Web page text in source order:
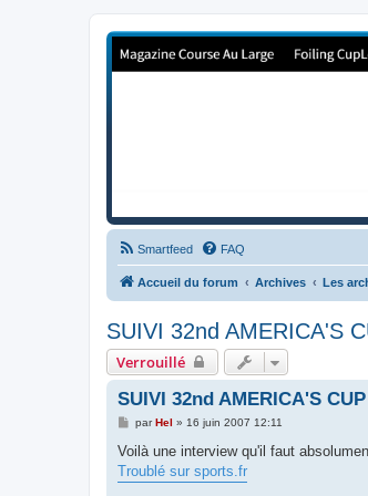
Forum de Cup In
Smartfeed FAQ
Accueil du forum Archives Les
SUIVI 32nd AMERICA'S
Verrouillé
SUIVI 32nd AMERICA'S
M
s
a
par Hel » 16 juin 2007 12:11
Voilà une interview qu'il faut
Troublé sur sports.fr